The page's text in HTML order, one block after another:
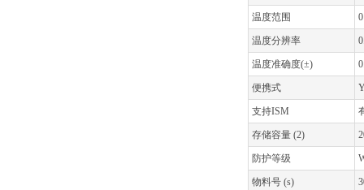
温度范围
温度分辨率
温度准确度(±)
便携式
支持ISM
存储容量 (2)
防护等级
物料号 (s)